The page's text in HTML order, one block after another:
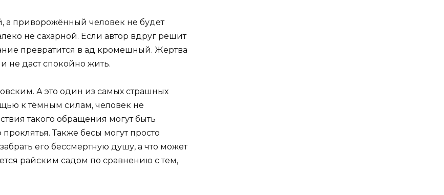
а приворожённый человек не будет
не сахарной. Если автор вдруг решит
превратится в ад кромешный. Жертва
не даст спокойно жить.
А это один из самых страшных
к тёмным силам, человек не
такого обращения могут быть
Также бесы могут просто
его бессмертную душу, а что может
райским садом по сравнению с тем,